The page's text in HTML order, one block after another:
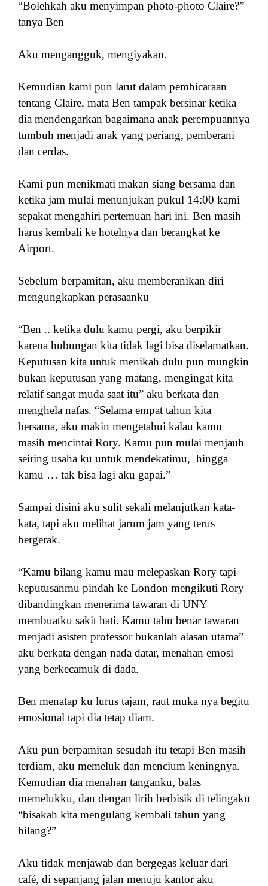
“Bolehkah aku menyimpan photo-photo Claire?”
tanya Ben
Aku mengangguk, mengiyakan.
Kemudian kami pun larut dalam pembicaraan
tentang Claire, mata Ben tampak bersinar ketika
dia mendengarkan bagaimana anak perempuannya
tumbuh menjadi anak yang periang, pemberani
dan cerdas.
Kami pun menikmati makan siang bersama dan
ketika jam mulai menunjukan pukul 14:00 kami
sepakat mengahiri pertemuan hari ini. Ben masih
harus kembali ke hotelnya dan berangkat ke
Airport.
Sebelum berpamitan, aku memberanikan diri
mengungkapkan perasaanku
“Ben .. ketika dulu kamu pergi, aku berpikir
karena hubungan kita tidak lagi bisa diselamatkan.
Keputusan kita untuk menikah dulu pun mungkin
bukan keputusan yang matang, mengingat kita
relatif sangat muda saat itu” aku berkata dan
menghela nafas. “Selama empat tahun kita
bersama, aku makin mengetahui kalau kamu
masih mencintai Rory. Kamu pun mulai menjauh
seiring usaha ku untuk mendekatimu, hingga
kamu … tak bisa lagi aku gapai.”
Sampai disini aku sulit sekali melanjutkan kata-
kata, tapi aku melihat jarum jam yang terus
bergerak.
“Kamu bilang kamu mau melepaskan Rory tapi
keputusanmu pindah ke London mengikuti Rory
dibandingkan menerima tawaran di UNY
membuatku sakit hati. Kamu tahu benar tawaran
menjadi asisten professor bukanlah alasan utama”
aku berkata dengan nada datar, menahan emosi
yang berkecamuk di dada.
Ben menatap ku lurus tajam, raut muka nya begitu
emosional tapi dia tetap diam.
Aku pun berpamitan sesudah itu tetapi Ben masih
terdiam, aku memeluk dan mencium keningnya.
Kemudian dia menahan tanganku, balas
memelukku, dan dengan lirih berbisik di telingaku
“bisakah kita mengulang kembali tahun yang
hilang?”
Aku tidak menjawab dan bergegas keluar dari
café, di sepanjang jalan menuju kantor aku